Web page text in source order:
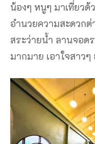
น้องๆ หนูๆ มาเที่ยว
อำนวยความสะดวกต่
สระว่ายน้ำ ลานจอด
มากมาย เอาใจสาว